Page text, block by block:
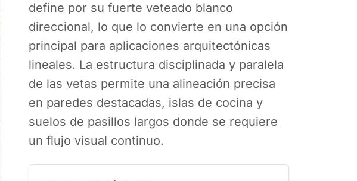
define por su fuerte veteado blanco
direccional, lo que lo convierte en una opción
principal para aplicaciones arquitectónicas
lineales. La estructura disciplinada y paralela
de las vetas permite una alineación precisa
en paredes destacadas, islas de cocina y
suelos de pasillos largos donde se requiere
un flujo visual continuo.